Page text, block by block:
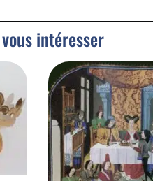
intéresser